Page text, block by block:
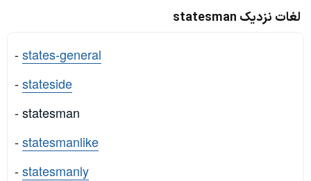
لغات نزدیک statesman
-states-general
-stateside
- statesman
-statesmanlike
-statesmanly